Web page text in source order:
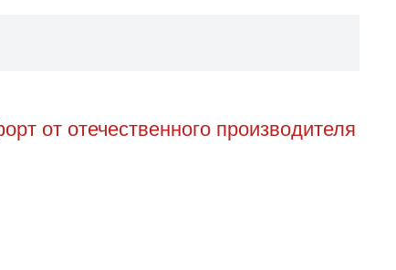
от отечественного производителя